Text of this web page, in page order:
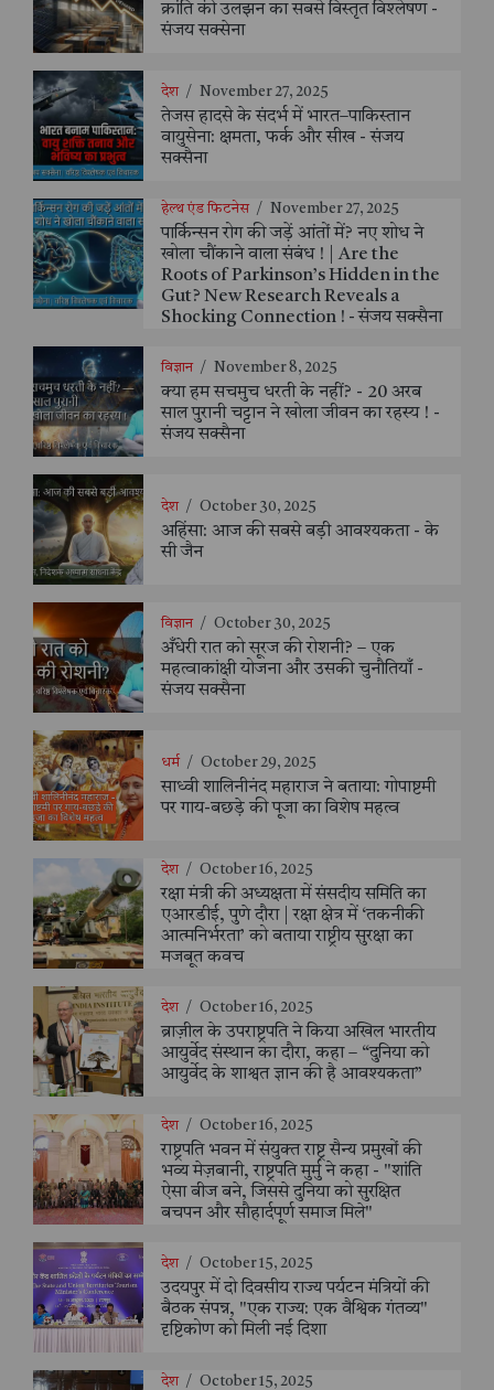
क्रांति की उलझन का सबसे विस्तृत विश्लेषण -
संजय सक्सेना
देश / November 27, 2025
तेजस हादसे के संदर्भ में भारत–पाकिस्तान
वायुसेना: क्षमता, फर्क और सीख - संजय
सक्सैना
हेल्थ एंड फिटनेस / November 27, 2025
पार्किन्सन रोग की जड़ें आंतों में? नए शोध ने
खोला चौंकाने वाला संबंध ! | Are the
Roots of Parkinson’s Hidden in the
Gut? New Research Reveals a
Shocking Connection ! - संजय सक्सैना
विज्ञान / November 8, 2025
क्या हम सचमुच धरती के नहीं? - 20 अरब
साल पुरानी चट्टान ने खोला जीवन का रहस्य ! -
संजय सक्सैना
देश / October 30, 2025
अहिंसा: आज की सबसे बड़ी आवश्यकता - के
सी जैन
विज्ञान / October 30, 2025
अँधेरी रात को सूरज की रोशनी? – एक
महत्वाकांक्षी योजना और उसकी चुनौतियाँ -
संजय सक्सैना
धर्म / October 29, 2025
साध्वी शालिनीनंद महाराज ने बताया: गोपाष्टमी
पर गाय-बछड़े की पूजा का विशेष महत्व
देश / October 16, 2025
रक्षा मंत्री की अध्यक्षता में संसदीय समिति का
एआरडीई, पुणे दौरा | रक्षा क्षेत्र में ‘तकनीकी
आत्मनिर्भरता’ को बताया राष्ट्रीय सुरक्षा का
मजबूत कवच
देश / October 16, 2025
ब्राज़ील के उपराष्ट्रपति ने किया अखिल भारतीय
आयुर्वेद संस्थान का दौरा, कहा – “दुनिया को
आयुर्वेद के शाश्वत ज्ञान की है आवश्यकता”
देश / October 16, 2025
राष्ट्रपति भवन में संयुक्त राष्ट्र सैन्य प्रमुखों की
भव्य मेज़बानी, राष्ट्रपति मुर्मु ने कहा - "शांति
ऐसा बीज बने, जिससे दुनिया को सुरक्षित
बचपन और सौहार्दपूर्ण समाज मिले"
देश / October 15, 2025
उदयपुर में दो दिवसीय राज्य पर्यटन मंत्रियों की
बैठक संपन्न, "एक राज्य: एक वैश्विक गंतव्य"
दृष्टिकोण को मिली नई दिशा
देश / October 15, 2025